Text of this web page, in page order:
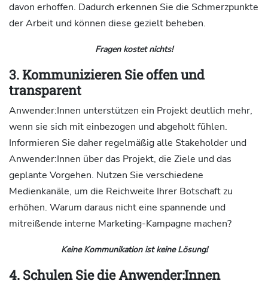
davon erhoffen. Dadurch erkennen Sie die Schmerzpunkte
der Arbeit und können diese gezielt beheben.
Fragen kostet nichts!
3. Kommunizieren Sie offen und
transparent
Anwender:Innen unterstützen ein Projekt deutlich mehr,
wenn sie sich mit einbezogen und abgeholt fühlen.
Informieren Sie daher regelmäßig alle Stakeholder und
Anwender:Innen über das Projekt, die Ziele und das
geplante Vorgehen. Nutzen Sie verschiedene
Medienkanäle, um die Reichweite Ihrer Botschaft zu
erhöhen. Warum daraus nicht eine spannende und
mitreißende interne Marketing-Kampagne machen?
Keine Kommunikation ist keine Lösung!
4. Schulen Sie die Anwender:Innen